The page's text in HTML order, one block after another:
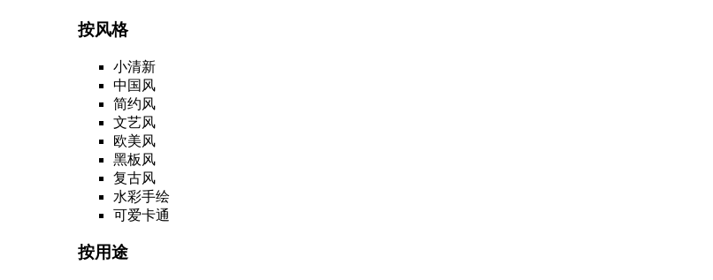
按风格
小清新
中国风
简约风
文艺风
欧美风
黑板风
复古风
水彩手绘
可爱卡通
按用途